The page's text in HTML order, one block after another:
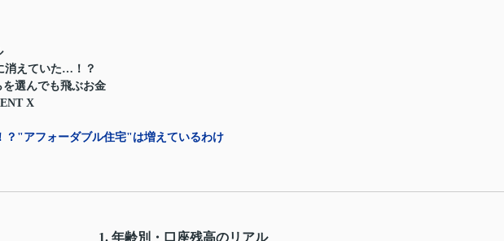
消えていた…！？
選んでも飛ぶお金
X
？"アフォーダブル住宅"は増えているわけ
1. 年齢別・口座残高のリアル